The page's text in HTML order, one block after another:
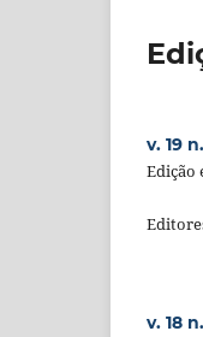
v. 19
Edição
v. 18